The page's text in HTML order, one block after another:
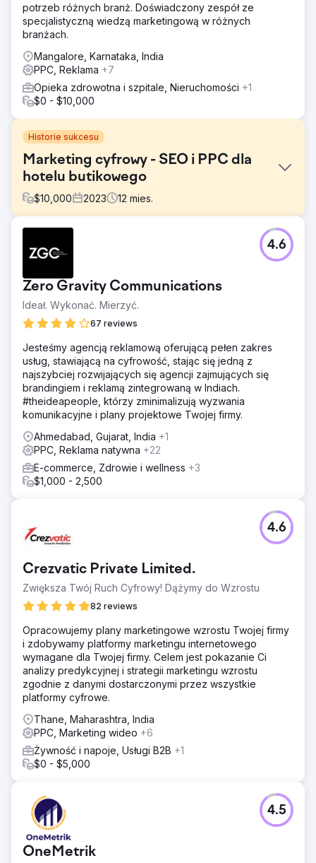
potrzeb różnych branż. Doświadczony zespół ze
specjalistyczną wiedzą marketingową w różnych
branżach.
Mangalore, Karnataka, India
PPC, Reklama +7
Opieka zdrowotna i szpitale, Nieruchomości +1
$0 - $10,000
Historie sukcesu
Marketing cyfrowy - SEO i PPC dla
hotelu butikowego
$10,000 2023 12 mies.
Channers On Norfolk to piękny butikowy obiekt
noclegowy na wyspie Norfolk. Szukali rozwiązań
marketingu cyfrowego, aby zwiększyć świadomość
swojej marki, zwiększyć ruch organiczny, poprawić
rankingi słów kluczowych i zwiększyć liczbę
potencjalnych klientów / rezerwacji dla swojej firmy.
Przeprowadziliśmy dogłębne badanie słów kluczowych i
zidentyfikowaliśmy 25 słów kluczowych (z intencją
wyszukiwania nawigacyjnego), na których powinni się
skupić, aby zwiększyć ruch organiczny, a następnie
rezerwacje. Korzystając z docelowych słów kluczowych,
zoptymalizowaliśmy witrynę, rozwiązując główne
problemy.
Wyniki
 Wzrost konwersji/rezerwacji organicznych o ponad
1110% (wzrost konwersji z 6 do 73) miesięcznie  Ruch
słowa kluczowe rozpoczęły ranking na pierwszej pozycji
strona Google'a
Przejdź do strony agencji
Zero Gravity Communications
Ideał. Wykonać. Mierzyć.
67 reviews
4.6
Jesteśmy agencją reklamową oferującą pełen zakres
usług, stawiającą na cyfrowość, stając się jedną z
najszybciej rozwijających się agencji zajmujących się
brandingiem i reklamą zintegrowaną w Indiach.
#theideapeople, którzy zminimalizują wyzwania
komunikacyjne i plany projektowe Twojej firmy.
Ahmedabad, Gujarat, India +1
PPC, Reklama natywna +22
E-commerce, Zdrowie i wellness +3
$1,000 - 2,500
Crezvatic Private Limited.
Zwiększa Twój Ruch Cyfrowy! Dążymy do Wzrostu
82 reviews
4.6
Opracowujemy plany marketingowe wzrostu Twojej firmy
i zdobywamy platformy marketingu internetowego
wymagane dla Twojej firmy. Celem jest pokazanie Ci
analizy predykcyjnej i strategii marketingu wzrostu
zgodnie z danymi dostarczonymi przez wszystkie
platformy cyfrowe.
Thane, Maharashtra, India
PPC, Marketing wideo +6
Żywność i napoje, Usługi B2B +1
$0 - $5,000
OneMetrik
4.5